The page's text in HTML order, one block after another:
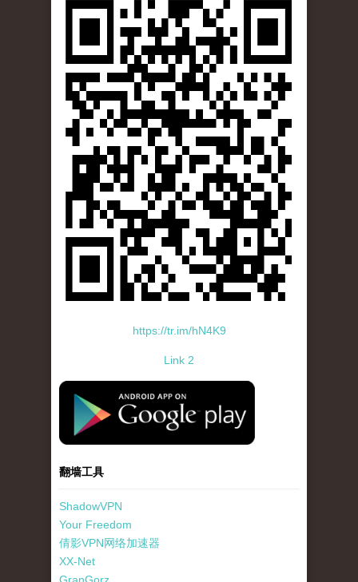
https://tr.im/hN4K9
Link 2
standard-icon-googleplay-app-store.png
翻墙工具
ShadowVPN
Your Freedom
倩影VPN网络加速器
XX-Net